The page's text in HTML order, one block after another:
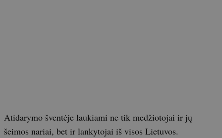
Atidarymo šventėje laukiami ne tik medžiotojai ir jų
šeimos nariai, bet ir lankytojai iš visos Lietuvos.